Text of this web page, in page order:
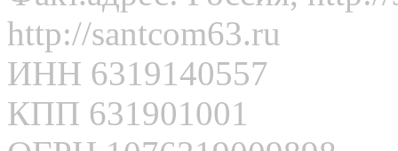
http://santcom63.ru
ИНН 6319140557
КПП 631901001